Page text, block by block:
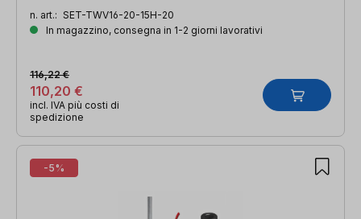
n. art.: SET-TWV16-20-15H-20
In magazzino, consegna in 1-2 giorni lavorativi
110,20 €
116,22 €
incl. IVA più costi di
spedizione
-5%